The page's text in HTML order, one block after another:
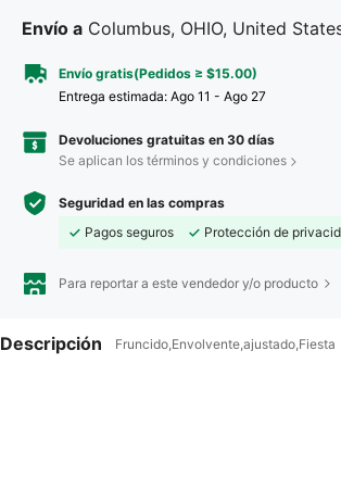
Envío a Columbus, OHIO, United
Envío gratis(Pedidos ≥ $15.00)
Entrega estimada: Ago 11 - Ago 27
Devoluciones gratuitas en 30 días
Se aplican los términos y condiciones
Seguridad en las compras
Pagos seguros
Protección de
Para reportar a este vendedor y/o producto
Descripción Fruncido,Envolvente,ajustado,Fiesta